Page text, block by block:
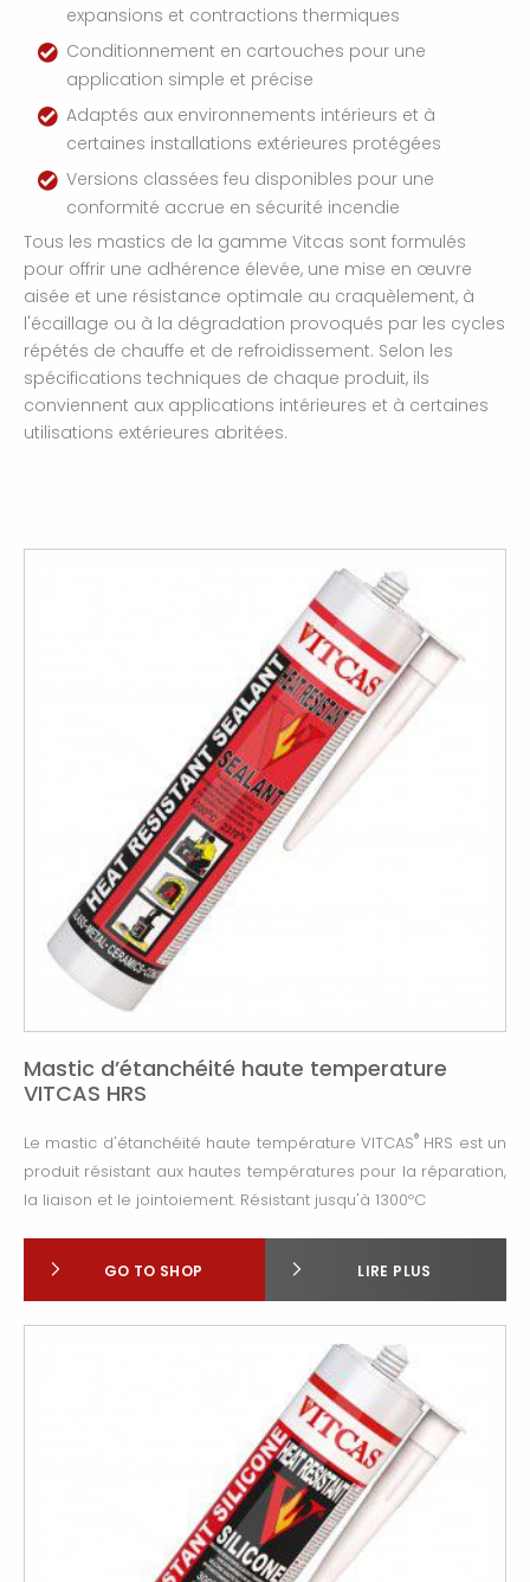
expansions et contractions thermiques
Conditionnement en cartouches pour une
application simple et précise
Adaptés aux environnements intérieurs et à
certaines installations extérieures protégées
Versions classées feu disponibles pour une
conformité accrue en sécurité incendie
Tous les mastics de la gamme Vitcas sont formulés
pour offrir une adhérence élevée, une mise en œuvre
aisée et une résistance optimale au craquèlement, à
l'écaillage ou à la dégradation provoqués par les cycles
répétés de chauffe et de refroidissement. Selon les
spécifications techniques de chaque produit, ils
conviennent aux applications intérieures et à certaines
utilisations extérieures abritées.
Mastic d’étanchéité haute temperature
VITCAS HRS
Le mastic d'étanchéité haute température VITCAS® HRS est un
produit résistant aux hautes températures pour la réparation,
la liaison et le jointoiement. Résistant jusqu'à 1300ºC
GO TO SHOP LIRE PLUS